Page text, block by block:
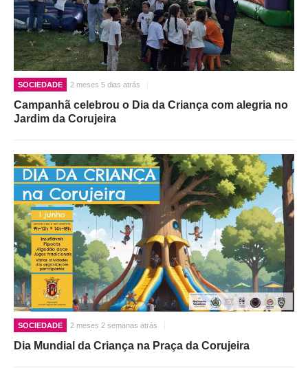
SOCIEDADE 2 meses 5 dias atrás
Campanhã celebrou o Dia da Criança com alegria no
Jardim da Corujeira
SOCIEDADE 2 meses 2 semanas atrás
Dia Mundial da Criança na Praça da Corujeira